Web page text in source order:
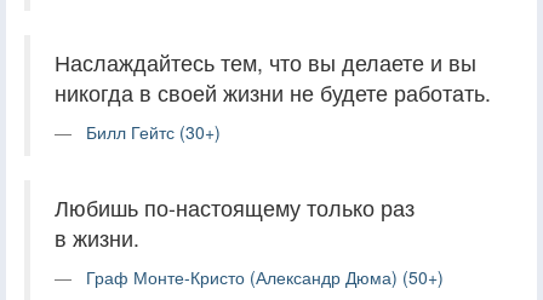
Наслаждайтесь тем, что вы делаете и вы
никогда в своей жизни не будете работать.
Билл Гейтс (30+)
Любишь по-настоящему только раз
в жизни.
Граф Монте-Кристо (Александр Дюма) (50+)